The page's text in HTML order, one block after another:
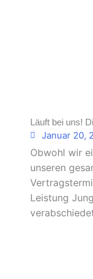
Läuft bei uns!
Januar 20,
Obwohl wir
unseren
Leistung